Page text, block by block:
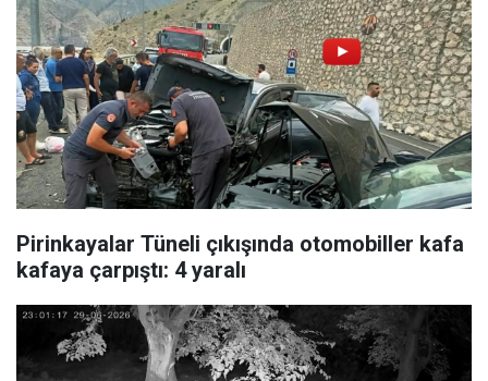
Pirinkayalar Tüneli çıkışında otomobiller kafa
kafaya çarpıştı: 4 yaralı